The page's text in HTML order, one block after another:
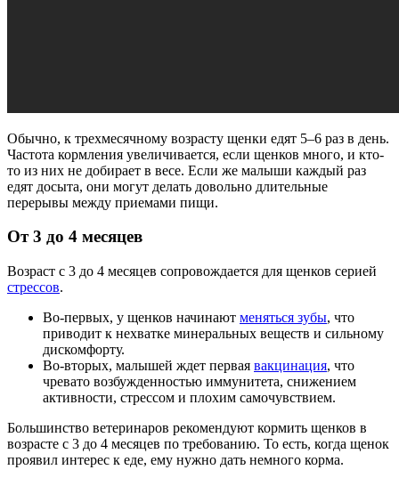
Обычно, к трехмесячному возрасту щенки едят 5–6 раз в день.
Частота кормления увеличивается, если щенков много, и кто-
то из них не добирает в весе. Если же малыши каждый раз
едят досыта, они могут делать довольно длительные
перерывы между приемами пищи.
От 3 до 4 месяцев
Возраст с 3 до 4 месяцев сопровождается для щенков серией
стрессов.
Во-первых, у щенков начинают меняться зубы, что
приводит к нехватке минеральных веществ и сильному
дискомфорту.
Во-вторых, малышей ждет первая вакцинация, что
чревато возбужденностью иммунитета, снижением
активности, стрессом и плохим самочувствием.
Большинство ветеринаров рекомендуют кормить щенков в
возрасте с 3 до 4 месяцев по требованию. То есть, когда щенок
проявил интерес к еде, ему нужно дать немного корма.